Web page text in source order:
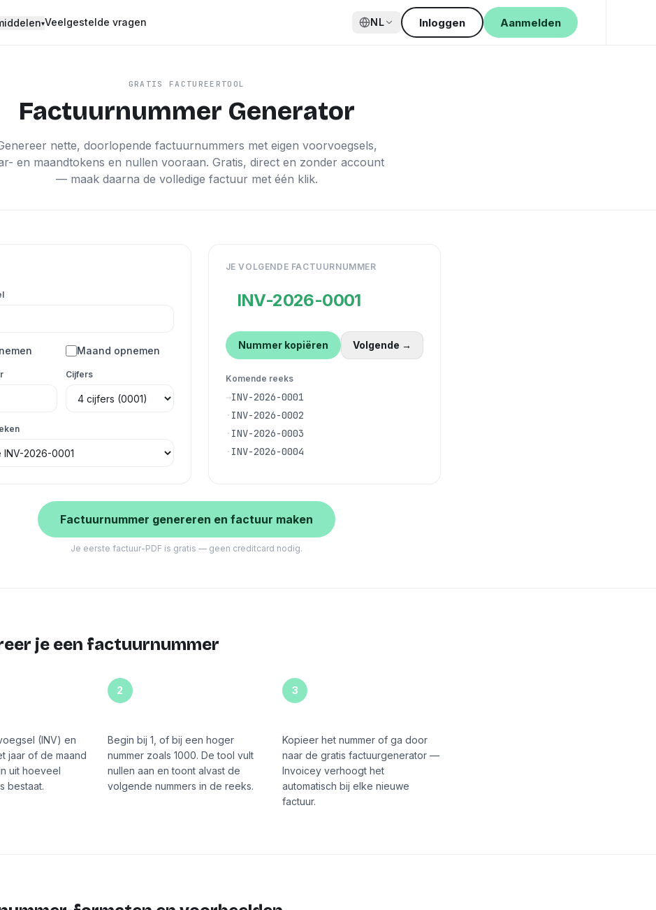
▾Veelgestelde vragen NL Inloggen Aanmelden
GRATIS FACTUREERTOOL
Factuurnummer Generator
nette, doorlopende factuurnummers met eigen voorvoegsels,
en maandtokens en nullen vooraan. Gratis, direct en zonder account
— maak daarna de volledige factuur met één klik.
Maand opnemen
Cijfers
JE VOLGENDE FACTUURNUMMER
INV-2026-0001
Nummer kopiëren Volgende →
Komende reeks
→INV-2026-0001
· INV-2026-0002
· INV-2026-0003
· INV-2026-0004
Factuurnummer genereren en factuur maken
Je eerste factuur-PDF is gratis — geen creditcard nodig.
je een factuurnummer
(INV) en
jaar of de maand
uit hoeveel
bestaat.
2
Begin bij 1, of bij een hoger
nummer zoals 1000. De tool vult
nullen aan en toont alvast de
volgende nummers in de reeks.
3
Kopieer het nummer of ga door
naar de gratis factuurgenerator —
Invoicey verhoogt het
automatisch bij elke nieuwe
factuur.